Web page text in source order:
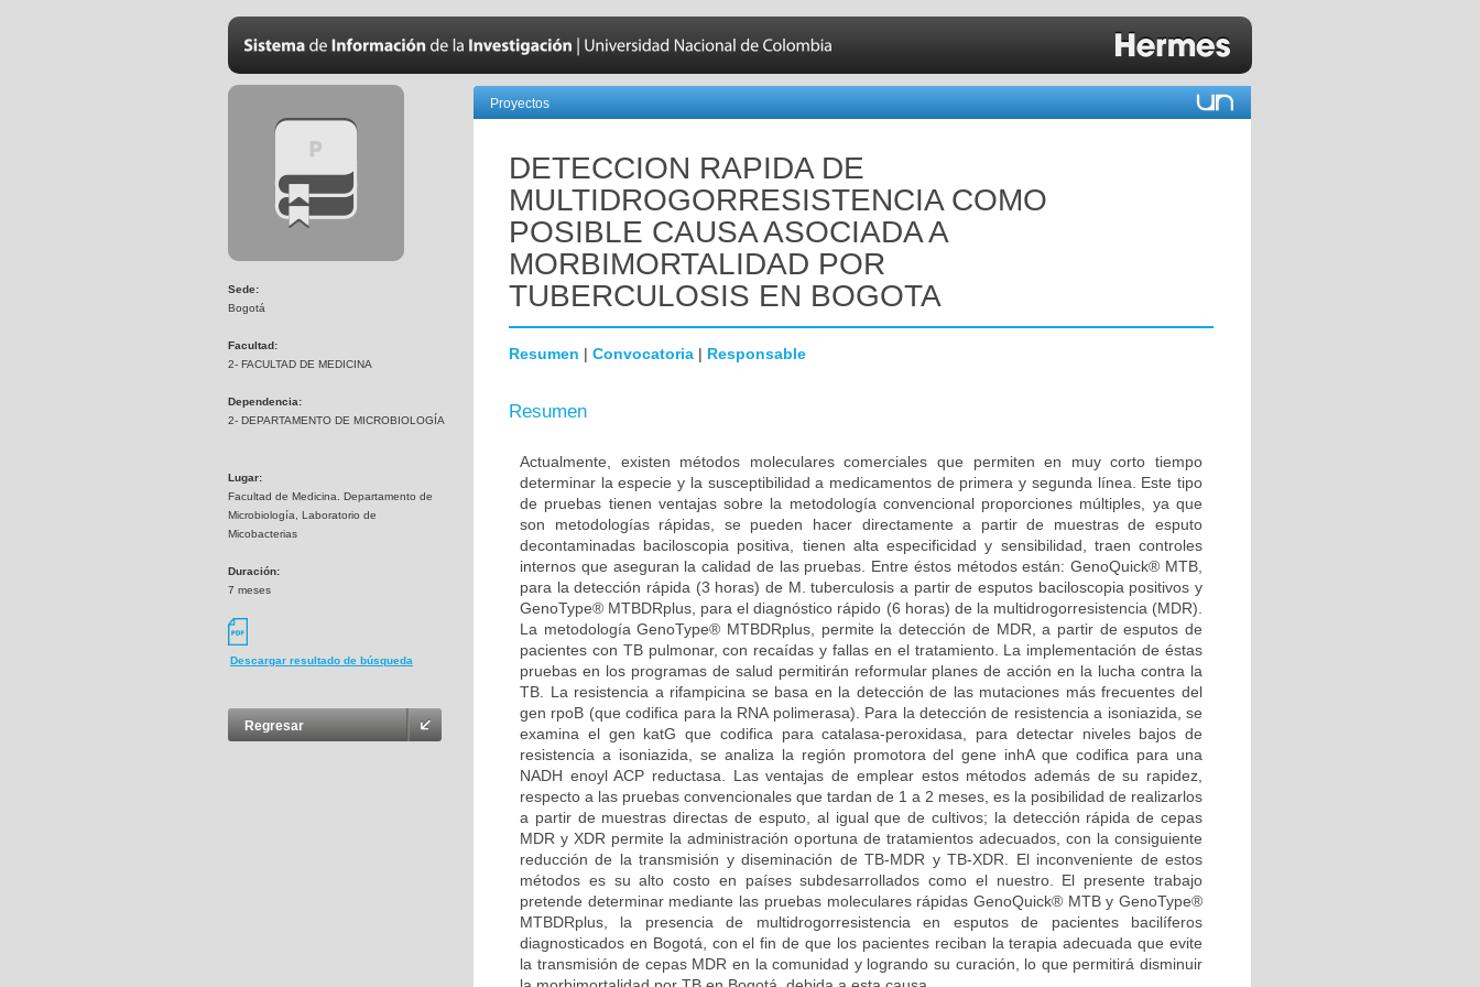
Sede:
Bogotá
Facultad:
2- FACULTAD DE MEDICINA
Dependencia:
2- DEPARTAMENTO DE MICROBIOLOGÍA
Lugar:
Facultad de Medicina. Departamento de
Microbiología, Laboratorio de
Micobacterias
Duración:
7 meses
Descargar resultado de búsqueda
Regresar
Proyectos
DETECCION RAPIDA DE
MULTIDROGORRESISTENCIA COMO
POSIBLE CAUSA ASOCIADA A
MORBIMORTALIDAD POR
TUBERCULOSIS EN BOGOTA
Resumen | Convocatoria | Responsable
Resumen
Actualmente, existen métodos moleculares comerciales que permiten en muy corto tiempo
determinar la especie y la susceptibilidad a medicamentos de primera y segunda línea. Este tipo
de pruebas tienen ventajas sobre la metodología convencional proporciones múltiples, ya que
son metodologías rápidas, se pueden hacer directamente a partir de muestras de esputo
decontaminadas baciloscopia positiva, tienen alta especificidad y sensibilidad, traen controles
internos que aseguran la calidad de las pruebas. Entre éstos métodos están: GenoQuick® MTB,
para la detección rápida (3 horas) de M. tuberculosis a partir de esputos baciloscopia positivos y
GenoType® MTBDRplus, para el diagnóstico rápido (6 horas) de la multidrogorresistencia (MDR).
La metodología GenoType® MTBDRplus, permite la detección de MDR, a partir de esputos de
pacientes con TB pulmonar, con recaídas y fallas en el tratamiento. La implementación de éstas
pruebas en los programas de salud permitirán reformular planes de acción en la lucha contra la
TB. La resistencia a rifampicina se basa en la detección de las mutaciones más frecuentes del
gen rpoB (que codifica para la RNA polimerasa). Para la detección de resistencia a isoniazida, se
examina el gen katG que codifica para catalasa-peroxidasa, para detectar niveles bajos de
resistencia a isoniazida, se analiza la región promotora del gene inhA que codifica para una
NADH enoyl ACP reductasa. Las ventajas de emplear estos métodos además de su rapidez,
respecto a las pruebas convencionales que tardan de 1 a 2 meses, es la posibilidad de realizarlos
a partir de muestras directas de esputo, al igual que de cultivos; la detección rápida de cepas
MDR y XDR permite la administración oportuna de tratamientos adecuados, con la consiguiente
reducción de la transmisión y diseminación de TB-MDR y TB-XDR. El inconveniente de estos
métodos es su alto costo en países subdesarrollados como el nuestro. El presente trabajo
pretende determinar mediante las pruebas moleculares rápidas GenoQuick® MTB y GenoType®
MTBDRplus, la presencia de multidrogorresistencia en esputos de pacientes bacilíferos
diagnosticados en Bogotá, con el fin de que los pacientes reciban la terapia adecuada que evite
la transmisión de cepas MDR en la comunidad y logrando su curación, lo que permitirá disminuir